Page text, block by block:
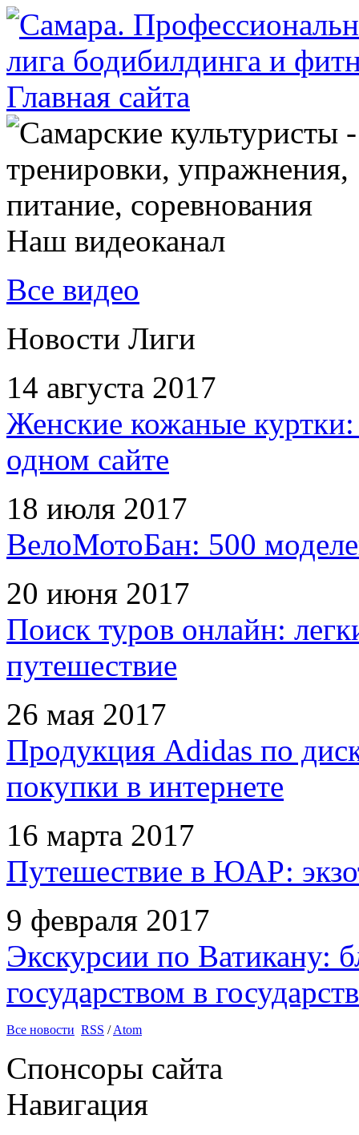
Наш видеоканал
Все видео
Новости Лиги
14 августа 2017
Женские кожаные
одном сайте
18 июля 2017
ВелоМотоБан: 500
20 июня 2017
Поиск туров онлайн:
путешествие
26 мая 2017
Продукция Adidas по
покупки в интернете
16 марта 2017
Путешествие в ЮАР:
9 февраля 2017
Экскурсии по Ватикану:
государством в
Все новости RSS /Atom
Спонсоры сайта
Навигация